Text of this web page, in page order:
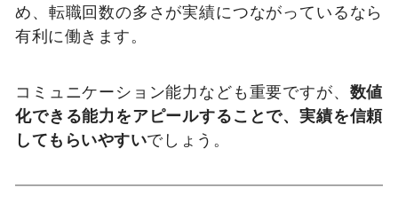
め、転職回数の多さが実績につながっているなら
有利に働きます。
コミュニケーション能力なども重要ですが、 数値
化できる能力をアピールすることで、実績を信頼
してもらいやすいでしょう。